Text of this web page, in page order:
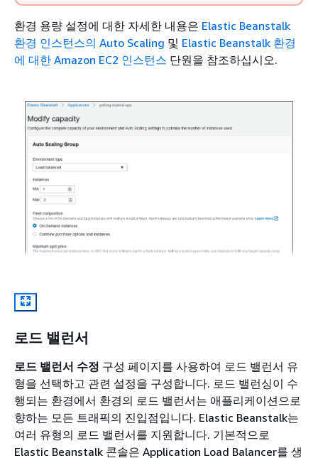
환경 용량 설정에 대한 자세한 내용은 Elastic Beanstalk
환경 인스턴스의 Auto Scaling 및 Elastic Beanstalk 환경
에 대한 Amazon EC2 인스턴스 단원을 참조하십시오.
로드 밸런서
로드 밸런서 수정 구성 페이지를 사용하여 로드 밸런서 유
형을 선택하고 관련 설정을 구성합니다. 로드 밸런싱이 수
행되는 환경에서 환경의 로드 밸런서는 애플리케이션으로
향하는 모든 트래픽의 진입점입니다. Elastic Beanstalk는
여러 유형의 로드 밸런서를 지원합니다. 기본적으로
Elastic Beanstalk 콘솔은 Application Load Balancer를 생